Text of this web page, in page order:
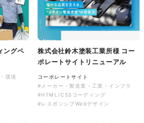
フレット
印刷物
#産業廃棄物処理業
#イラスト
#エコ・環境
ングペ
環境
株式会社鈴木塗装工業所様 コー
ポレートサイトリニューアル
コーポレートサイト
#メーカー・製造業・工業・インフラ
#HTML/CSSコーディング
#レスポンシブWebデザイン